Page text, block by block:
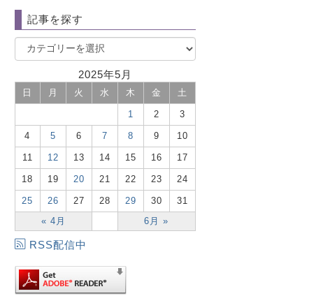
記事を探す
2025年5月
日 月 火 水 木 金 土
« 4月 6月 »
1 2 3
4 5 6 7 8 9 10
11 12 13 14 15 16 17
18 19 20 21 22 23 24
25 26 27 28 29 30 31
RSS配信中